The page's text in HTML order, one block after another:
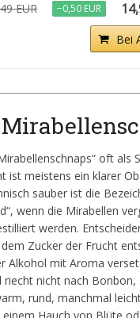
EUR −0,50 EUR
Bei
oft als
ist meistens ein klarer
sauber ist die
wenn die Mirabellen
werden.
Zucker der Frucht
Alkohol mit Aroma
riecht nicht nach Bonbon,
rund, manchmal
Hauch von Blüte